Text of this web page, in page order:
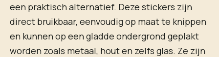
een praktisch alternatief. Deze stickers zijn
direct bruikbaar, eenvoudig op maat te knippen
en kunnen op een gladde ondergrond geplakt
worden zoals metaal, hout en zelfs glas. Ze zijn